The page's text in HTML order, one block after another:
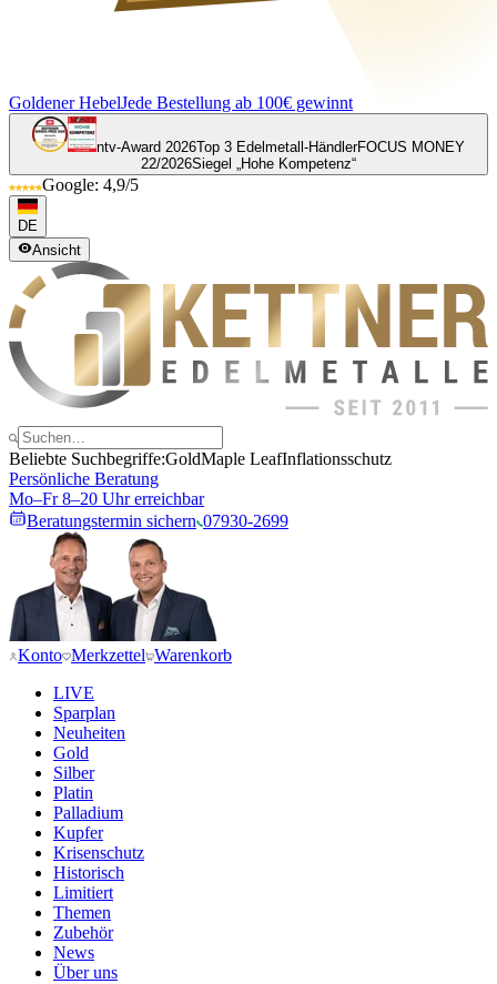
Goldener HebelJede Bestellung ab 100€ gewinnt
ntv-Award 2026Top 3 Edelmetall-HändlerFOCUS MONEY
22/2026Siegel „Hohe Kompetenz“
Google: 4,9/5
DE
Ansicht
Beliebte Suchbegriffe:GoldMaple LeafInflationsschutz
Persönliche Beratung
Mo–Fr 8–20 Uhr erreichbar
Beratungstermin sichern 07930-2699
Konto Merkzettel Warenkorb
LIVE
Sparplan
Neuheiten
Gold
Silber
Platin
Palladium
Kupfer
Krisenschutz
Historisch
Limitiert
Themen
Zubehör
News
Über uns